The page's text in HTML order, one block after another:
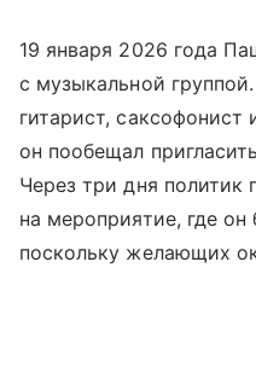
19 января 2026 года
с музыкальной
гитарист, саксофонист
он пообещал
Через три дня политик
на мероприятие, где он
поскольку желающих